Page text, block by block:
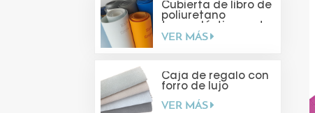
Cubierta de libro de
poliuretano
suave al tacto
VER MÁS
Caja de regalo con
forro de lujo
VER MÁS